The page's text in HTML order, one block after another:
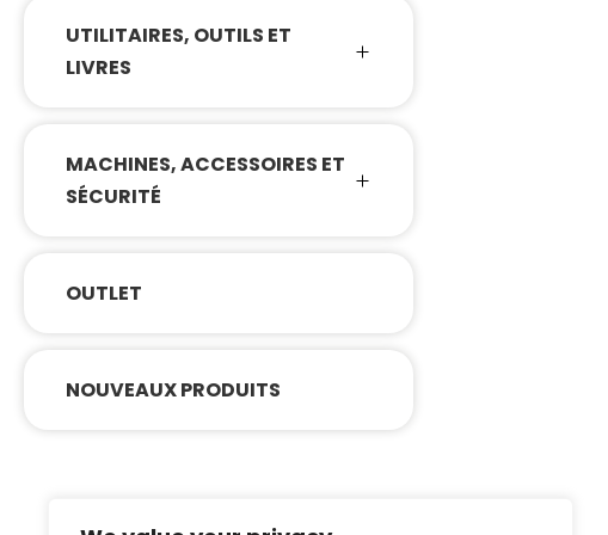
UTILITAIRES, OUTILS ET
LIVRES
MACHINES, ACCESSOIRES ET
SÉCURITÉ
OUTLET
NOUVEAUX PRODUITS